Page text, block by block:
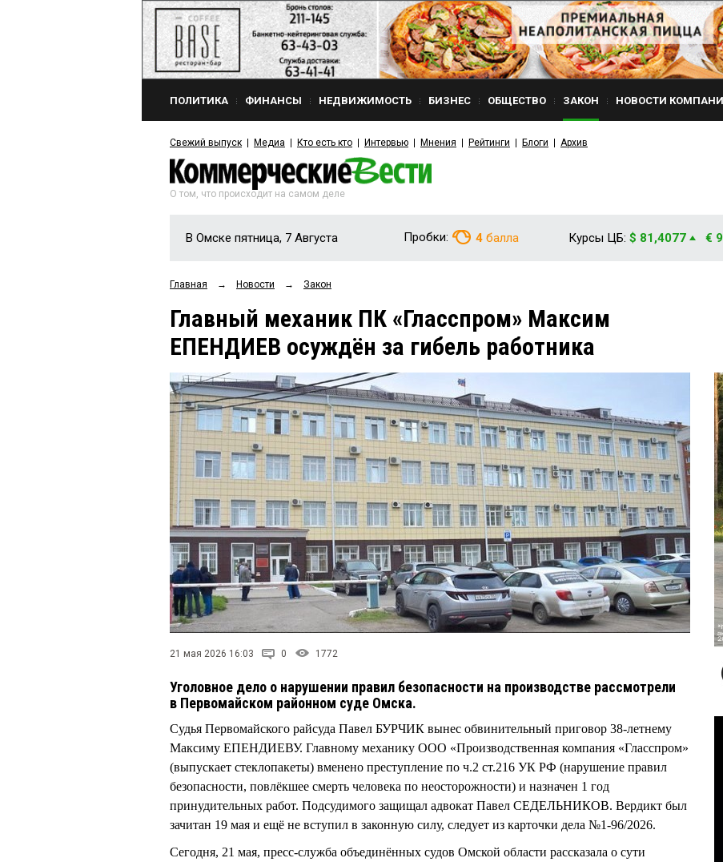
ПОЛИТИКА ФИНАНСЫ НЕДВИЖИМОСТЬ БИЗНЕС ОБЩЕСТВО ЗАКОН НОВОСТИ
Свежий выпуск Медиа Кто есть кто Интервью Мнения Рейтинги Блоги Архив
О том, что происходит на самом деле
В Омске пятница, 7 Августа Пробки: 4 балла Курсы ЦБ: $ 81,4077 €
Главная → Новости → Закон
Главный механик ПК «Гласспром» Максим
ЕПЕНДИЕВ осуждён за гибель работника
21 мая 2026 16:03 0 1772
Уголовное дело о нарушении правил безопасности на производстве рассмотрели
в Первомайском районном суде Омска.
Судья Первомайского райсуда Павел БУРЧИК вынес обвинительный приговор 38-летнему
Максиму ЕПЕНДИЕВУ. Главному механику ООО «Производственная компания «Гласспром»
(выпускает стеклопакеты) вменено преступление по ч.2 ст.216 УК РФ (нарушение правил
безопасности, повлёкшее смерть человека по неосторожности) и назначен 1 год
принудительных работ. Подсудимого защищал адвокат Павел СЕДЕЛЬНИКОВ. Вердикт был
зачитан 19 мая и ещё не вступил в законную силу, следует из карточки дела №1-96/2026.
Сегодня, 21 мая, пресс-служба объединённых судов Омской области рассказала о сути